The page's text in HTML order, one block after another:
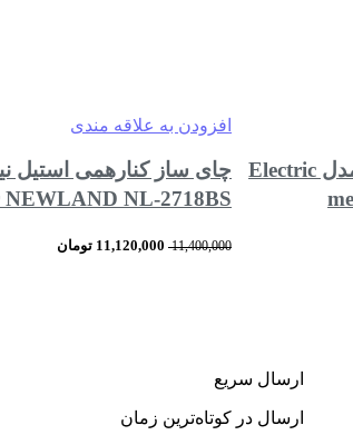
گوشت کوب برقی 3 در 1 کاره نیولند مدل Electric
افزودن به علاقه مندی
NEWLAND NL-2718BS
11,400,000
11,120,000 تومان
ارسال سریع
ارسال در کوتاه‌ترین زمان